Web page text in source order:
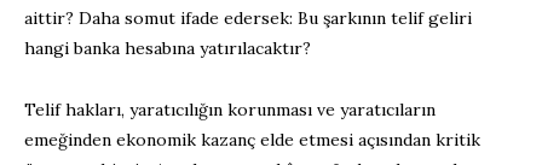
aittir? Daha somut ifade edersek: Bu şarkının telif geliri
hangi banka hesabına yatırılacaktır?
Telif hakları, yaratıcılığın korunması ve yaratıcıların
emeğinden ekonomik kazanç elde etmesi açısından kritik